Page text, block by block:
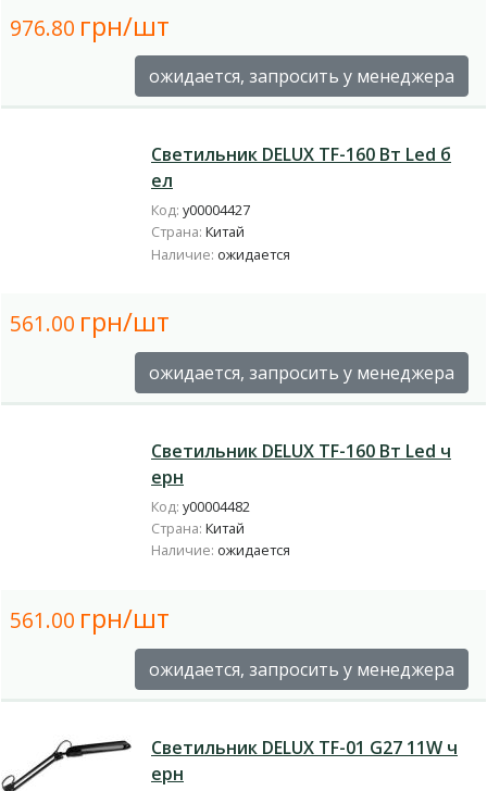
976.80 грн/шт
ожидается, запросить у менеджера
Светильник DELUX TF-160 Вт Led б
ел
Код: у00004427
Страна: Китай
Наличие: ожидается
561.00 грн/шт
ожидается, запросить у менеджера
Светильник DELUX TF-160 Вт Led ч
ерн
Код: у00004482
Страна: Китай
Наличие: ожидается
561.00 грн/шт
ожидается, запросить у менеджера
Светильник DELUX TF-01 G27 11W ч
ерн